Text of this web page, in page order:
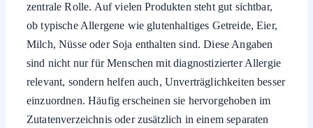
zentrale Rolle. Auf vielen Produkten steht gut sichtbar,
ob typische Allergene wie glutenhaltiges Getreide, Eier,
Milch, Nüsse oder Soja enthalten sind. Diese Angaben
sind nicht nur für Menschen mit diagnostizierter Allergie
relevant, sondern helfen auch, Unverträglichkeiten besser
einzuordnen. Häufig erscheinen sie hervorgehoben im
Zutatenverzeichnis oder zusätzlich in einem separaten